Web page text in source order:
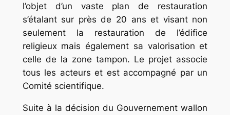
l’objet d’un vaste plan de restauration
s’étalant sur près de 20 ans et visant non
seulement la restauration de l’édifice
religieux mais également sa valorisation et
celle de la zone tampon. Le projet associe
tous les acteurs et est accompagné par un
Comité scientifique.
Suite à la décision du Gouvernement wallon